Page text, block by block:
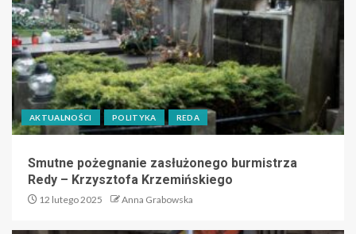
AKTUALNOŚCI POLITYKA REDA
Smutne pożegnanie zasłużonego burmistrza
Redy – Krzysztofa Krzemińskiego
12 lutego 2025 Anna Grabowska